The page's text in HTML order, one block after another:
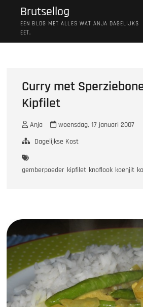
Brutsellog
EEN BLOG MET ALLES WAT ANJA DAGELIJKS
EET.
Curry met
Kipfilet
Anja woensdag, 17 januari 2007
Dagelijkse Kost
gemberpoeder kipfilet knoflook koenjit